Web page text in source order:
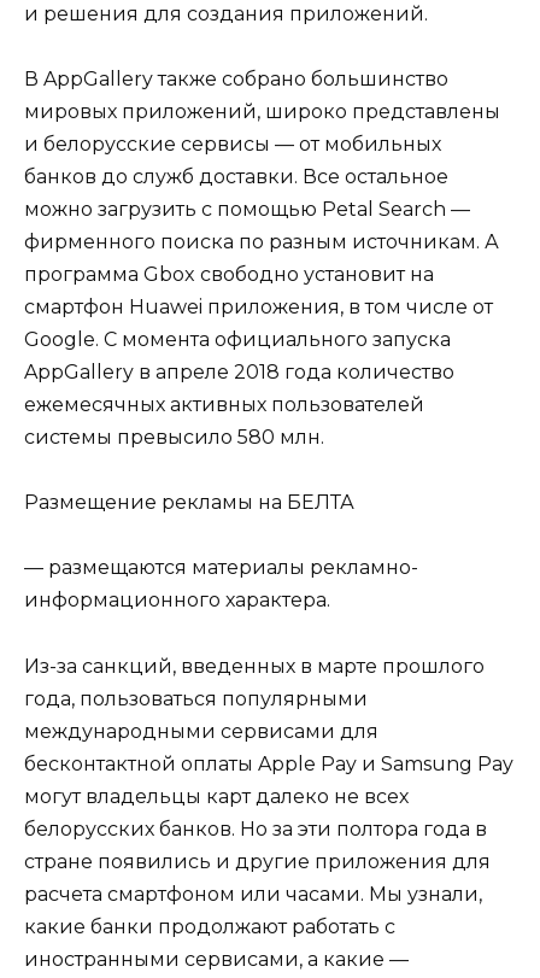
и решения для создания приложений.
В AppGallery также собрано большинство
мировых приложений, широко представлены
и белорусские сервисы — от мобильных
банков до служб доставки. Все остальное
можно загрузить с помощью Petal Search —
фирменного поиска по разным источникам. А
программа Gbox свободно установит на
смартфон Huawei приложения, в том числе от
Google. C момента официального запуска
AppGallery в апреле 2018 года количество
ежемесячных активных пользователей
системы превысило 580 млн.
Размещение рекламы на БЕЛТА
— размещаются материалы рекламно-
информационного характера.
Из-за санкций, введенных в марте прошлого
года, пользоваться популярными
международными сервисами для
бесконтактной оплаты Apple Pay и Samsung Pay
могут владельцы карт далеко не всех
белорусских банков. Но за эти полтора года в
стране появились и другие приложения для
расчета смартфоном или часами. Мы узнали,
какие банки продолжают работать с
иностранными сервисами, а какие —